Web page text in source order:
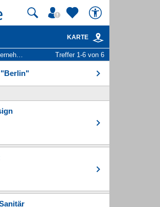
KARTE
Personen Treffer 1-6 von 6
"Berlin"